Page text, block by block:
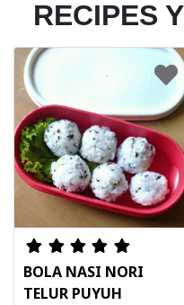
RECIPES
BOLA NASI NORI
TELUR PUYUH